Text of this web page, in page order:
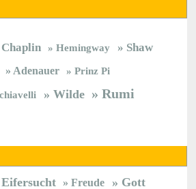
Chaplin Hemingway Shaw
Adenauer Prinz Pi
Wilde Rumi
Eifersucht Freude Gott